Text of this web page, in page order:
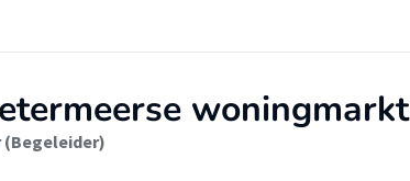
woningmarkt
(Begeleider)